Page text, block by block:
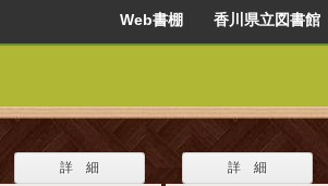
Web書棚 香川県立図書館
詳 細 詳 細